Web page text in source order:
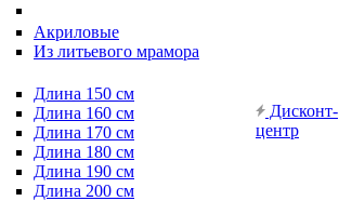
Акриловые
Из литьевого мрамора
Длина 150 см
Длина 160 см
Длина 170 см
Длина 180 см
Длина 190 см
Длина 200 см
Дисконт-
центр